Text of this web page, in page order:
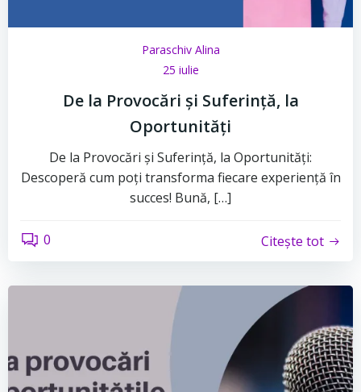
Paraschiv Alina
25 iulie
De la Provocări și Suferință, la
Oportunități
De la Provocări și Suferință, la Oportunități:
Descoperă cum poți transforma fiecare experiență în
succes! Bună, […]
0 Citește tot